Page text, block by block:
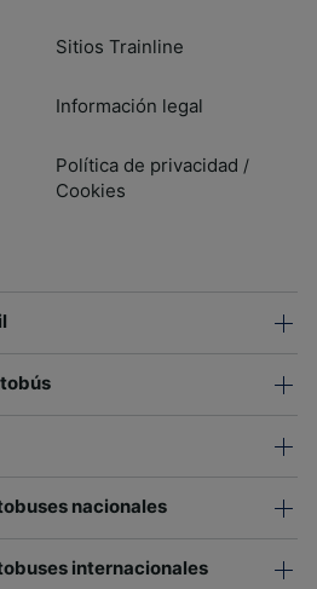
Sitios Trainline
Información legal
Política de privacidad /
Cookies
nacionales
internacionales